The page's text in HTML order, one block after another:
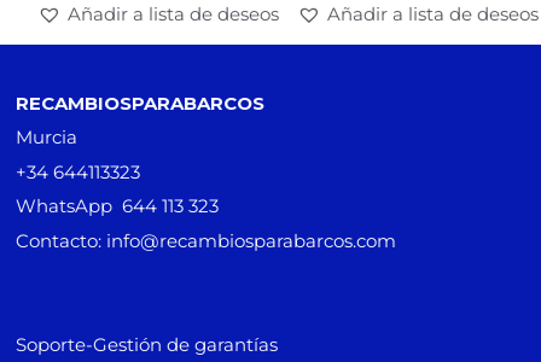
Añadir a lista de deseos Añadir a lista de deseos
RECAMBIOSPARABARCOS
Murcia
+34 644113323
WhatsApp 644 113 323
Contacto: info@recambiosparabarcos.com
Soporte-Gestión de garantías